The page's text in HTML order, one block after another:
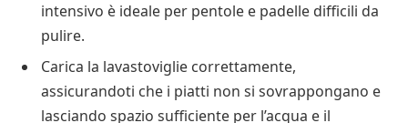
intensivo è ideale per pentole e padelle difficili da
pulire.
Carica la lavastoviglie correttamente,
assicurandoti che i piatti non si sovrappongano e
lasciando spazio sufficiente per l’acqua e il